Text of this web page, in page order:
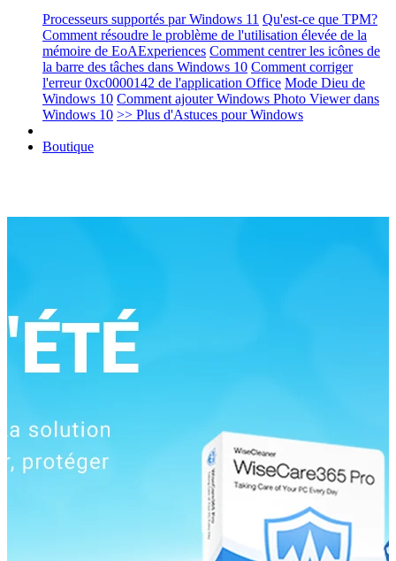
Processeurs supportés par Windows 11 Qu'est-ce que TPM?
Comment résoudre le problème de l'utilisation élevée de la
mémoire de EoAExperiences Comment centrer les icônes de
la barre des tâches dans Windows 10 Comment corriger
l'erreur 0xc0000142 de l'application Office Mode Dieu de
Windows 10 Comment ajouter Windows Photo Viewer dans
Windows 10 >> Plus d'Astuces pour Windows
Boutique